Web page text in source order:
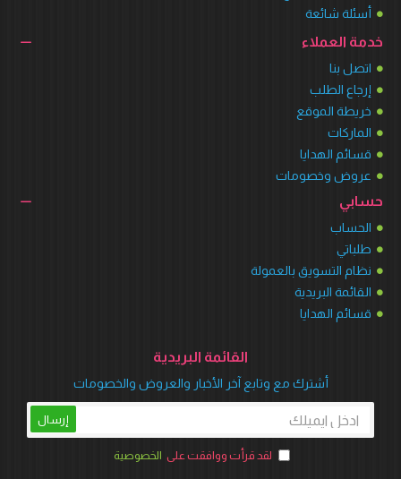
أسئلة شائعة
خدمة العملاء
اتصل بنا
إرجاع الطلب
خريطة الموقع
الماركات
قسائم الهدايا
عروض وخصومات
حسابي
الحساب
طلباتي
نظام التسويق بالعمولة
القائمة البريدية
قسائم الهدايا
القائمة البريدية
أشترك مع وتابع آخر الأخبار والعروض والخصومات
إرسال
لقد قرأت ووافقت على الخصوصية